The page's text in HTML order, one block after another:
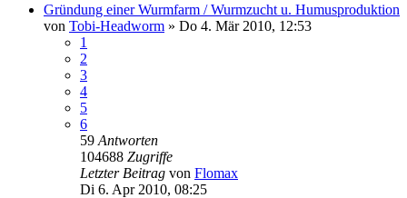
Gründung einer Wurmfarm / Wurmzucht u. Humusproduktion
von Tobi-Headworm » Do 4. Mär 2010, 12:53
1
2
3
4
5
6
59 Antworten
104688 Zugriffe
Letzter Beitrag von Flomax
Di 6. Apr 2010, 08:25